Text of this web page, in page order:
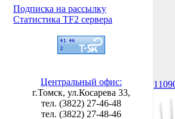
Подписка на рассылку
Статистика TF2 сервера
Центральный офис:
г.Томск, ул.Косарева 33,
тел. (3822) 27-46-48
тел. (3822) 27-48-46